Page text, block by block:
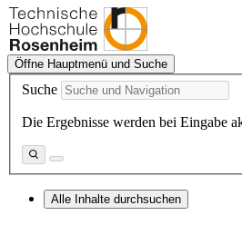
Öffne Hauptmenü und Suche
Suche
Die Ergebnisse werden bei Eingabe
Alle Inhalte durchsuchen